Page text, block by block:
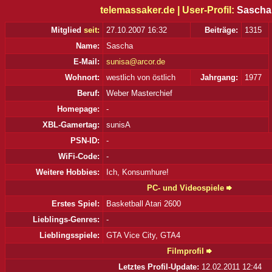
telemassaker.de | User-Profil:
Mitglied seit: 27.10.2007 16:32 Beiträge:
1315
Name:
Sascha
E-Mail:
sunisa@arcor.de
Wohnort:
westlich von östlich Jahrgang:
1977
Beruf:
Weber Masterchief
Homepage:
-
XBL-Gamertag:
sunisA
PSN-ID:
-
WiFi-Code:
-
Weitere Hobbies:
Ich, Konsumhure!
PC- und Videospiele
Erstes Spiel:
Basketball Atari 2600
Lieblings-Genres:
-
Lieblingsspiele:
GTA Vice City, GTA4
Filmprofil
Letztes Profil-Update: 12.02.2011 12:44